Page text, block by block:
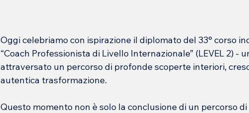
Oggi celebriamo con ispirazione il diplomato del 33° corso
“Coach Professionista di Livello Internazionale” (LEVEL 2) -
attraversato un percorso di profonde scoperte interiori,
autentica trasformazione.
Questo momento non è solo la conclusione di un percorso